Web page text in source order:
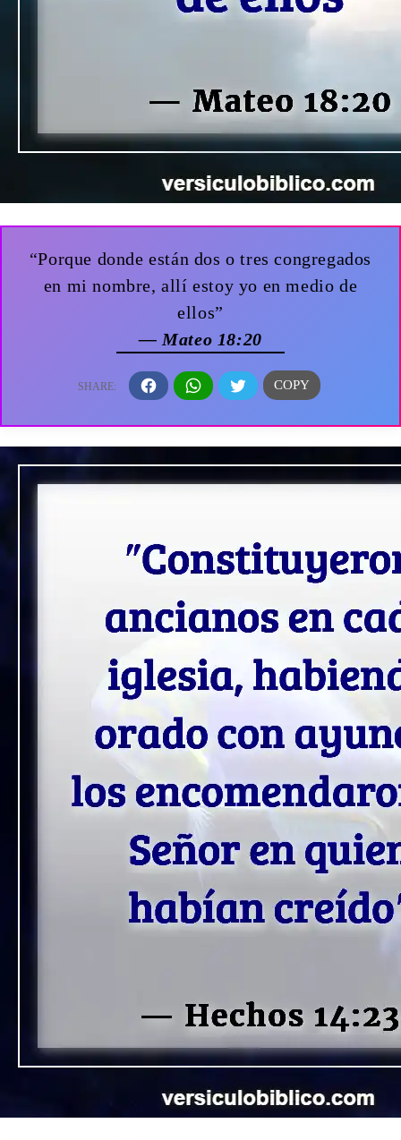
“Porque donde están dos o tres congregados
en mi nombre, allí estoy yo en medio de
ellos”
— Mateo 18:20